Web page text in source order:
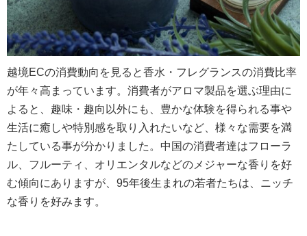
越境ECの消費動向を見ると香水・フレグランスの消費比率
が年々高まっています。消費者がアロマ製品を選ぶ理由に
よると、趣味・趣向以外にも、豊かな体験を得られる事や
生活に癒しや特別感を取り入れたいなど、様々な需要を満
たしている事が分かりました。中国の消費者達はフローラ
ル、フルーティ、オリエンタルなどのメジャーな香りを好
む傾向にありますが、95年後生まれの若者たちは、ニッチ
な香りを好みます。